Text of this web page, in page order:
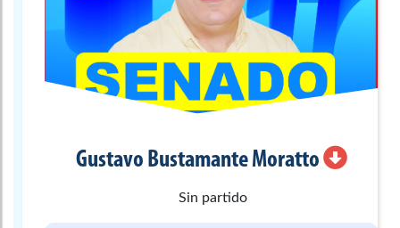
Gustavo Bustamante Moratto
Sin partido